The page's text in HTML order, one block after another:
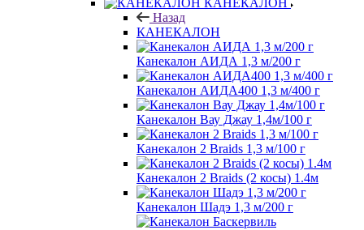
КАНЕКАЛОН
Назад
КАНЕКАЛОН
Канекалон АИДА 1,3 м/200 г
Канекалон АИДА400 1,3 м/400 г
Канекалон Вау Джау 1,4м/100 г
Канекалон 2 Braids 1,3 м/100 г
Канекалон 2 Braids (2 косы) 1.4м
Канекалон Шадэ 1,3 м/200 г